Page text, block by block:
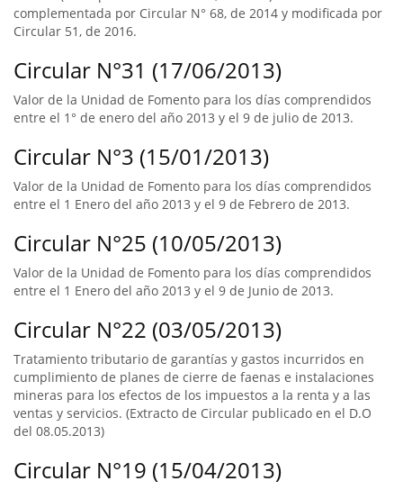
complementada por Circular N° 68, de 2014 y modificada por
Circular 51, de 2016.
Circular N°31 (17/06/2013)
Valor de la Unidad de Fomento para los días comprendidos
entre el 1° de enero del año 2013 y el 9 de julio de 2013.
Circular N°3 (15/01/2013)
Valor de la Unidad de Fomento para los días comprendidos
entre el 1 Enero del año 2013 y el 9 de Febrero de 2013.
Circular N°25 (10/05/2013)
Valor de la Unidad de Fomento para los días comprendidos
entre el 1 Enero del año 2013 y el 9 de Junio de 2013.
Circular N°22 (03/05/2013)
Tratamiento tributario de garantías y gastos incurridos en
cumplimiento de planes de cierre de faenas e instalaciones
mineras para los efectos de los impuestos a la renta y a las
ventas y servicios. (Extracto de Circular publicado en el D.O
del 08.05.2013)
Circular N°19 (15/04/2013)